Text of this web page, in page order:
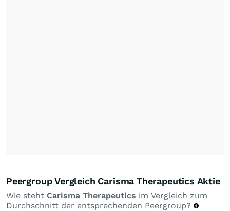
Peergroup Vergleich Carisma Therapeutics Aktie
Wie steht Carisma Therapeutics im Vergleich zum
Durchschnitt der entsprechenden Peergroup?